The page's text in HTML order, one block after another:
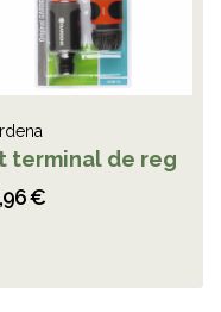
terminal de reg
€